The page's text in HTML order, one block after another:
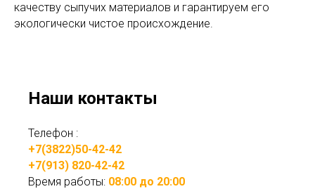
качеству сыпучих материалов и гарантируем его
экологически чистое происхождение.
Наши контакты
Телефон :
+7(3822)50-42-42
+7(913) 820-42-42
Время работы: 08:00 до 20:00